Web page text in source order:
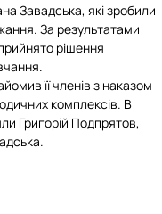
Завадська, які зробили
За результатами
рішення
її членів з наказом
комплексів. В
Григорій Подпрятов,